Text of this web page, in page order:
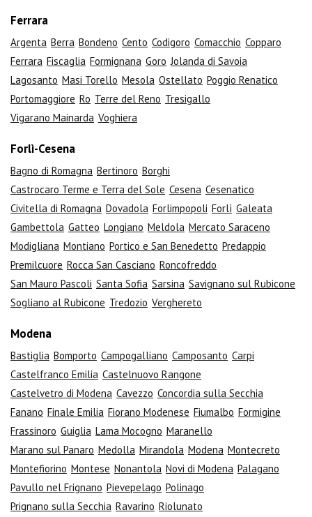
Ferrara
Argenta Berra Bondeno Cento Codigoro Comacchio Copparo
Ferrara Fiscaglia Formignana Goro Jolanda di Savoia
Lagosanto Masi Torello Mesola Ostellato Poggio Renatico
Portomaggiore Ro Terre del Reno Tresigallo
Vigarano Mainarda Voghiera
Forlì-Cesena
Bagno di Romagna Bertinoro Borghi
Castrocaro Terme e Terra del Sole Cesena Cesenatico
Civitella di Romagna Dovadola Forlimpopoli Forlì Galeata
Gambettola Gatteo Longiano Meldola Mercato Saraceno
Modigliana Montiano Portico e San Benedetto Predappio
Premilcuore Rocca San Casciano Roncofreddo
San Mauro Pascoli Santa Sofia Sarsina Savignano sul Rubicone
Sogliano al Rubicone Tredozio Verghereto
Modena
Bastiglia Bomporto Campogalliano Camposanto Carpi
Castelfranco Emilia Castelnuovo Rangone
Castelvetro di Modena Cavezzo Concordia sulla Secchia
Fanano Finale Emilia Fiorano Modenese Fiumalbo Formigine
Frassinoro Guiglia Lama Mocogno Maranello
Marano sul Panaro Medolla Mirandola Modena Montecreto
Montefiorino Montese Nonantola Novi di Modena Palagano
Pavullo nel Frignano Pievepelago Polinago
Prignano sulla Secchia Ravarino Riolunato